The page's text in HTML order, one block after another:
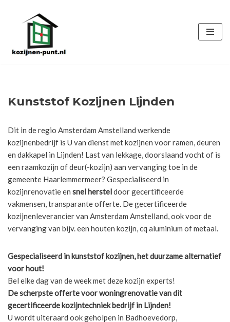
de
Kunststof Kozijnen Lijnden
Dit in de regio Amsterdam Amstelland werkende
kozijnenbedrijf is U van dienst met kozijnen voor ramen, deuren
en dakkapel in Lijnden! Last van lekkage, doorslaand vocht of is
een raamkozijn of deur(-kozijn) aan vervanging toe in de
gemeente Haarlemmermeer? Gespecialiseerd in
kozijnrenovatie en snel hersteldoor gecertificeerde
vakmensen, transparante offerte. De gecertificeerde
kozijnenleverancier van Amsterdam Amstelland, ook voor de
vervanging van bijv. een houten kozijn, cq aluminium of metaal.
Gespecialiseerd in kunststof kozijnen, het duurzame alternatief
voor hout!
Bel elke dag van de week met deze kozijn experts!
De scherpsteofferte voor woningrenovatie van dit
gecertificeerde kozijntechniek bedrijf in Lijnden!
U wordt uiteraard ook geholpen in Badhoevedorp,